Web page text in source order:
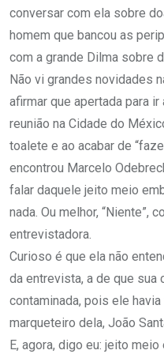
conversar com ela sobre
homem que bancou as
com a grande Dilma sobre
Não vi grandes novidades
afirmar que apertada para
reunião na Cidade do
toalete e ao acabar de
encontrou Marcelo
falar daquele jeito meio
nada. Ou melhor, “Niente”,
entrevistadora.
Curioso é que ela não
da entrevista, a de que sua
contaminada, pois ele
marqueteiro dela, João
E, agora, digo eu: jeito